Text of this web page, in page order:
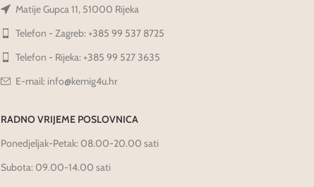
Matije Gupca 11, 51000 Rijeka
Telefon - Zagreb: +385 99 537 8725
Telefon - Rijeka: +385 99 527 3635
E-mail: info@kemig4u.hr
RADNO VRIJEME POSLOVNICA
Ponedjeljak-Petak: 08.00-20.00 sati
Subota: 09.00-14.00 sati